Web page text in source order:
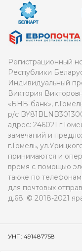
Регистрационный
Республики
Индивидуальный
Виктория
«БНБ-банк»,
р/с
адрес: 246021
замечаний и
г.Гомель,
принимаются и
время с помощью
также по
для почтовых
д.68. © 2018-2021
УНП: 491487758